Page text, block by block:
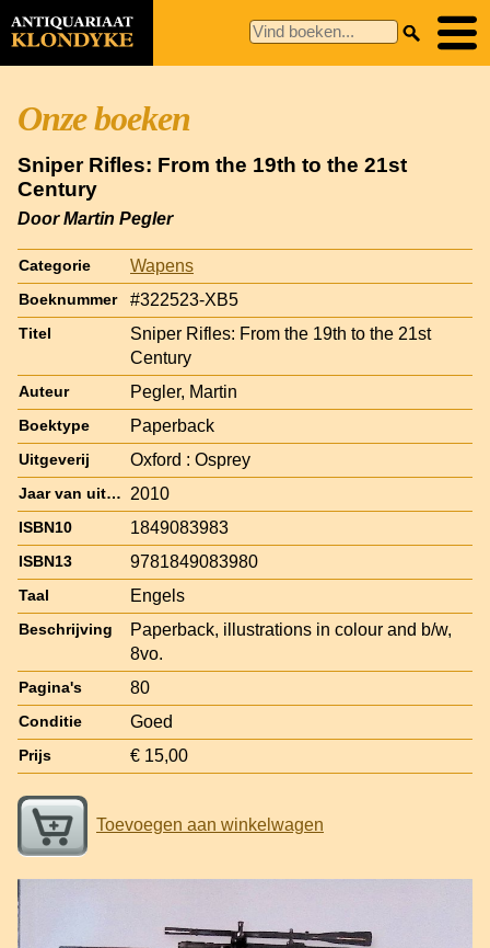
Onze boeken
Sniper Rifles: From the 19th to the 21st
Century
Door Martin Pegler
Categorie Wapens
Boeknummer #322523-XB5
Titel
Sniper Rifles: From the 19th to the 21st
Century
Auteur Pegler, Martin
Boektype Paperback
Uitgeverij Oxford : Osprey
Jaar van uitgave 2010
ISBN10 1849083983
ISBN13 9781849083980
Taal Engels
Beschrijving
Paperback, illustrations in colour and b/w,
8vo.
Pagina's 80
Conditie Goed
Prijs € 15,00
Toevoegen aan winkelwagen